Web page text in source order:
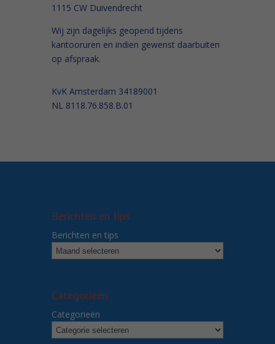
1115 CW Duivendrecht
Wij zijn dagelijks geopend tijdens
kantooruren en indien gewenst daarbuiten
op afspraak.
KvK Amsterdam 34189001
NL 8118.76.858.B.01
Berichten en tips
Berichten en tips
Categorieën
Categorieën